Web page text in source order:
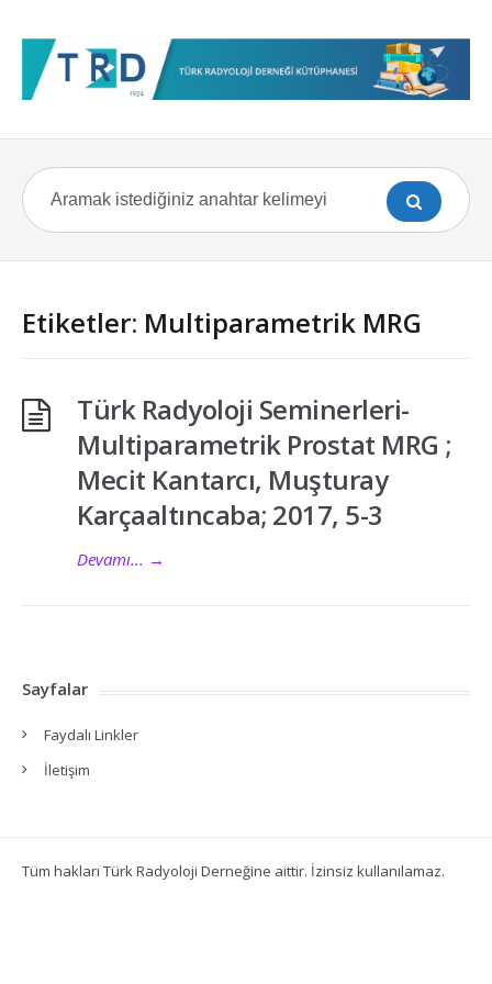
Etiketler: Multiparametrik MRG
Türk Radyoloji Seminerleri-
Multiparametrik Prostat MRG ;
Mecit Kantarcı, Muşturay
Karçaaltıncaba; 2017, 5-3
Devamı... →
Sayfalar
Faydalı Linkler
İletişim
Tüm hakları Türk Radyoloji Derneğine aittir. İzinsiz kullanılamaz.